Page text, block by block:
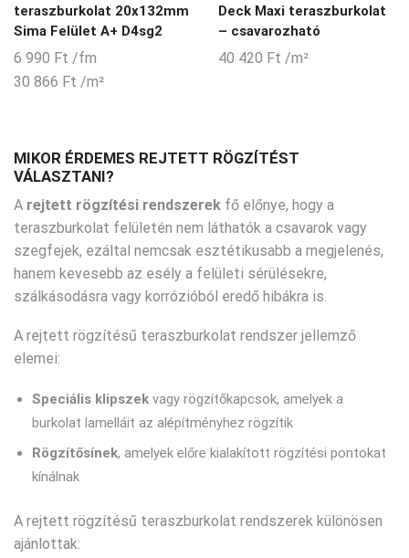
teraszburkolat 20x132mm
Sima Felület A+ D4sg2
6 990 Ft /fm
30 866 Ft /m²
Deck Maxi teraszburkolat
– csavarozható
40 420 Ft /m²
MIKOR ÉRDEMES REJTETT RÖGZÍTÉST
VÁLASZTANI?
A rejtett rögzítési rendszerek fő előnye, hogy a
teraszburkolat felületén nem láthatók a csavarok vagy
szegfejek, ezáltal nemcsak esztétikusabb a megjelenés,
hanem kevesebb az esély a felületi sérülésekre,
szálkásodásra vagy korrózióból eredő hibákra is.
A rejtett rögzítésű teraszburkolat rendszer jellemző
elemei:
Speciális klipszek vagy rögzítőkapcsok, amelyek a
burkolat lamelláit az alépítményhez rögzítik
Rögzítősínek, amelyek előre kialakított rögzítési pontokat
kínálnak
A rejtett rögzítésű teraszburkolat rendszerek különösen
ajánlottak: